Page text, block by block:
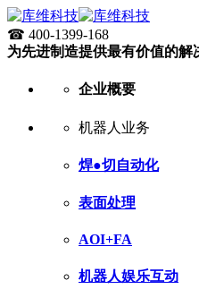
☎ 400-1399-168
为先进制造提供最有价值的解
企业概要
机器人业务
焊●切自动化
表面处理
AOI+FA
机器人娱乐互动